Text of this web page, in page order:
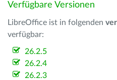
Verfügbare Versionen
LibreOffice ist in folgenden
verfügbar:
26.2.5
26.2.4
26.2.3